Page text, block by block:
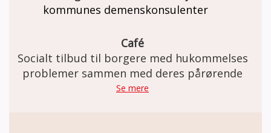
kommunes demenskonsulenter
Café
Socialt tilbud til borgere med hukommelses
problemer sammen med deres pårørende
Se mere